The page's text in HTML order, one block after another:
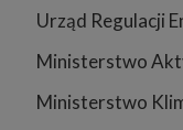
Urząd Regulacji
Ministerstwo
Ministerstwo